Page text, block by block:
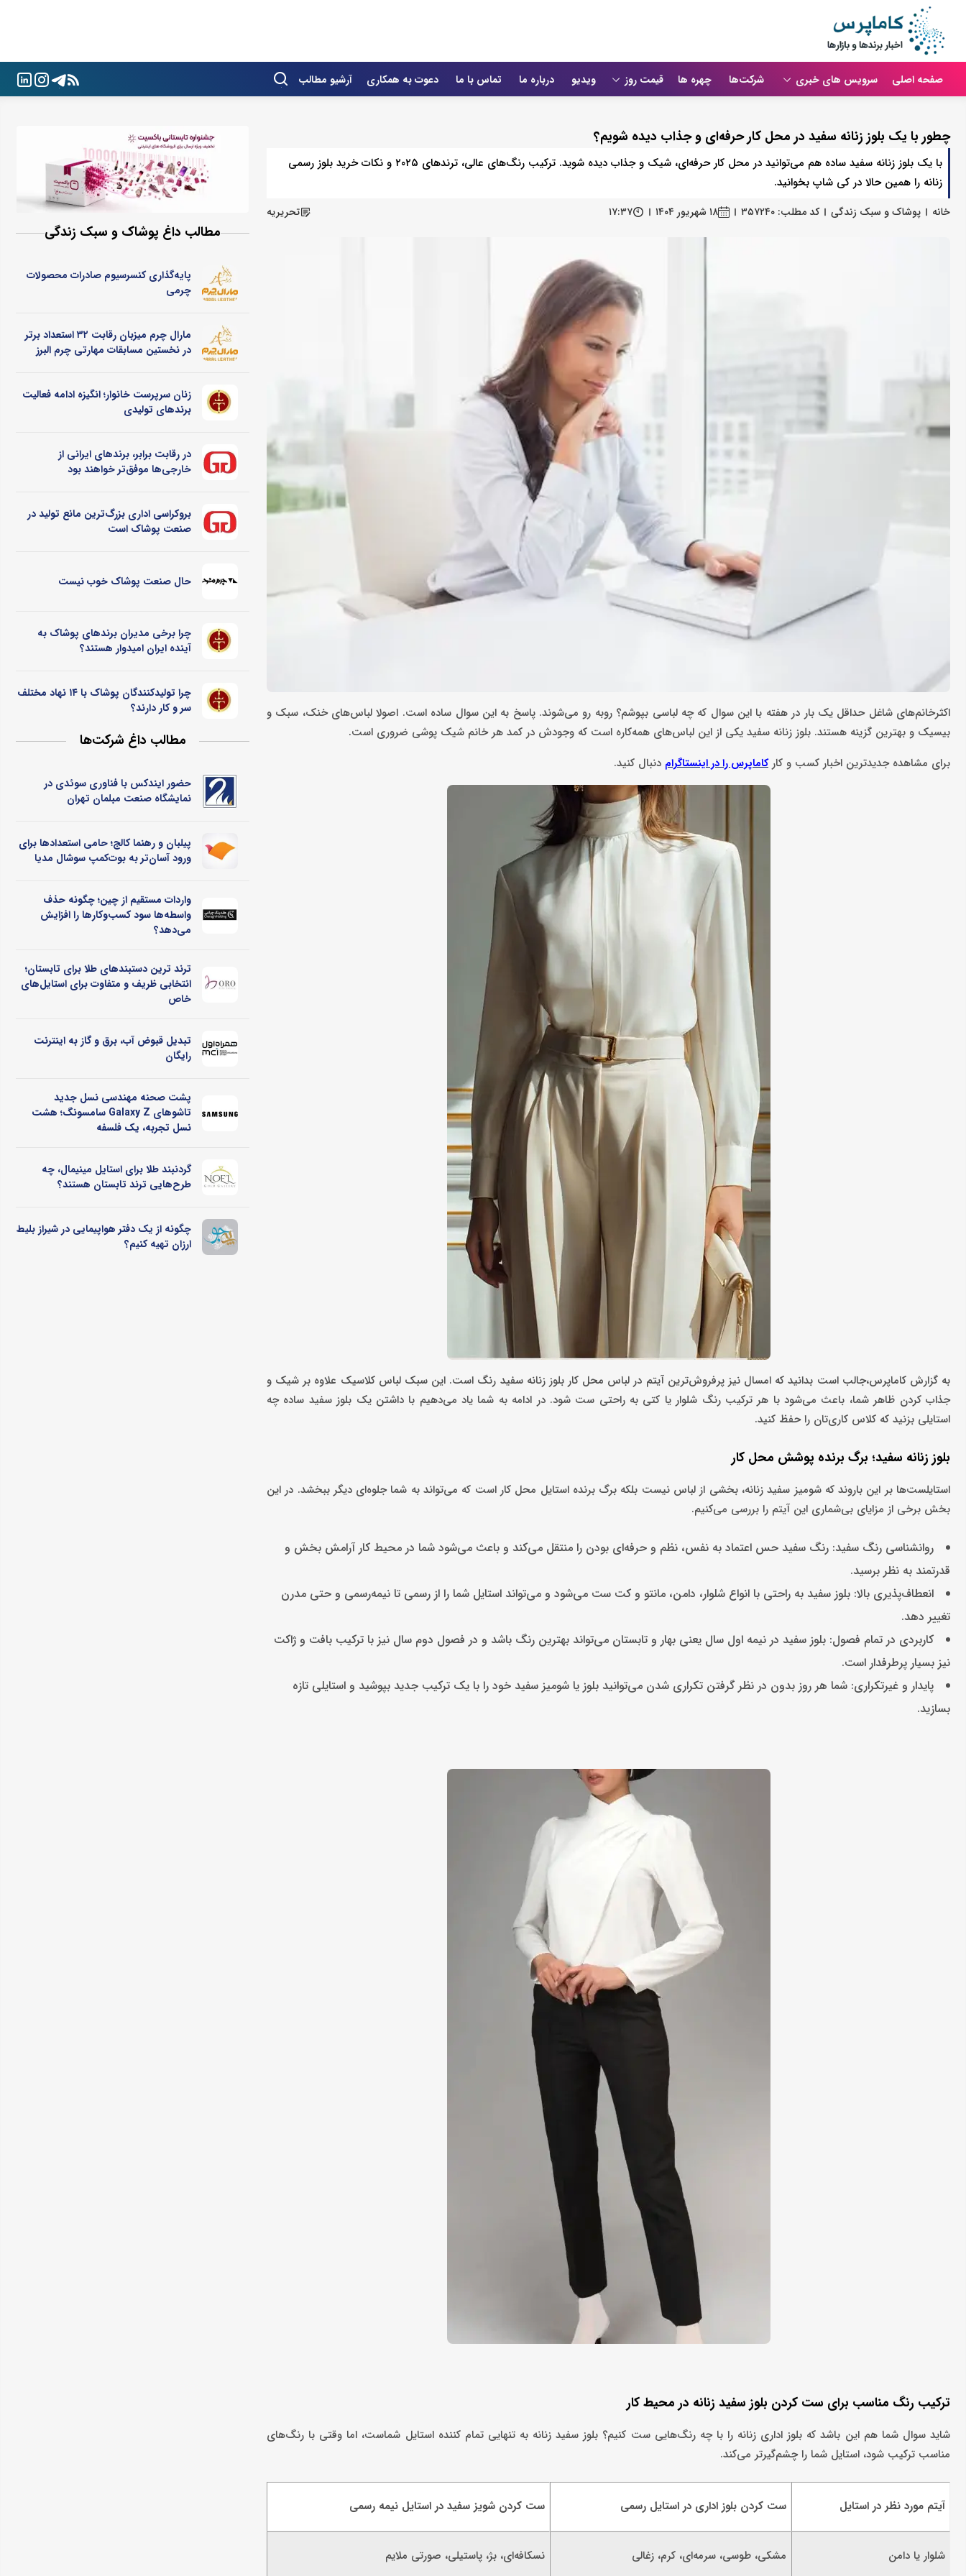
صفحه اصلی سرویس های خبری شرکت‌ها چهره ها قیمت روز ویدیو درباره ما تماس با ما دعوت به همکاری آرشیو مطالب
چطور با یک بلوز زنانه سفید در محل کار حرفه‌ای و جذاب دیده شویم؟
با یک بلوز زنانه سفید ساده هم می‌توانید در محل کار حرفه‌ای، شیک و جذاب دیده شوید. ترکیب رنگ‌های عالی، ترندهای ۲۰۲۵ و نکات خرید بلوز رسمی
زنانه را همین حالا در کی ‌شاپ بخوانید.
خانه پوشاک و سبک زندگی کد مطلب: ۳۵۷۲۴۰ ۱۸ شهریور ۱۴۰۴ ۱۷:۳۷ تحریریه
اکثرخانم‌های شاغل حداقل یک بار در هفته با این سوال که چه لباسی بپوشم؟ روبه رو می‌شوند. پاسخ به این سوال ساده است. اصولا لباس‌های خنک، سبک و
بیسیک و بهترین گزینه هستند. بلوز زنانه سفید یکی از این لباس‌های همه‌کاره است که وجودش در کمد هر خانم شیک پوشی ضروری است.
برای مشاهده جدیدترین اخبار کسب و کارکاماپرس را در اینستاگرام دنبال کنید.
به گزارش کاماپرس،جالب است بدانید که امسال نیز پرفروش‌ترین آیتم در لباس محل کار بلوز زنانه سفید رنگ است. این سبک لباس کلاسیک علاوه بر شیک و
جذاب کردن ظاهر شما، باعث می‌شود با هر ترکیب رنگ شلوار یا کتی به راحتی ست شود. در ادامه به شما یاد می‌دهیم با داشتن یک بلوز سفید ساده چه
استایلی بزنید که کلاس کاری‌تان را حفظ کنید.
بلوز زنانه سفید؛ برگ برنده پوشش محل کار
استایلست‌ها بر این باروند که شومیز سفید زنانه، بخشی از لباس نیست بلکه برگ برنده استایل محل کار است که می‌تواند به شما جلوه‌ای دیگر ببخشد. در این
بخش برخی از مزایای بی‌شماری این آیتم را بررسی می‌کنیم.
روانشناسی رنگ سفید: رنگ سفید حس اعتماد به‌ نفس، نظم و حرفه‌ای بودن را منتقل می‌کند و باعث می‌شود شما در محیط کار آرامش بخش و
قدرتمند به نظر برسید.
انعطاف‌پذیری بالا: بلوز سفید به راحتی با انواع شلوار، دامن، مانتو و کت ست می‌شود و می‌تواند استایل شما را از رسمی تا نیمه‌رسمی و حتی مدرن
تغییر دهد.
کاربردی در تمام ‌فصول: بلوز سفید در نیمه اول سال یعنی بهار و تابستان می‌تواند بهترین رنگ باشد و در فصول دوم سال نیز با ترکیب بافت و ژاکت
نیز بسیار پرطرفدار است.
پایدار و غیرتکراری: شما هر روز بدون در نظر گرفتن تکراری شدن می‌توانید بلوز یا شومیز سفید خود را با یک ترکیب جدید بپوشید و استایلی تازه
بسازید.
ترکیب رنگ مناسب برای ست کردن بلوز سفید زنانه در محیط کار
شاید سوال شما هم این باشد که بلوز اداری زنانه را با چه رنگ‌هایی ست کنیم؟ بلوز سفید زنانه به تنهایی تمام کننده استایل شماست، اما وقتی با رنگ‌های
مناسب ترکیب شود، استایل شما را چشم‌گیرتر می‌کند.
آیتم مورد نظر در استایل ست کردن بلوز اداری در استایل رسمی ست کردن شویز سفید در استایل نیمه رسمی
شلوار یا دامن مشکی، طوسی، سرمه‌ای، کرم، زغالی نسکافه‌ای، بژ، پاستیلی، صورتی ملایم
مطالب داغ پوشاک و سبک زندگی
پایه‌گذاری کنسرسیوم صادرات محصولات
چرمی
مارال چرم میزبان رقابت ۳۲ استعداد برتر
در نخستین مسابقات مهارتی چرم البرز
زنان سرپرست خانوار؛ انگیزه ادامه فعالیت
برندهای تولیدی
در رقابت برابر، برندهای ایرانی از
خارجی‌ها موفق‌تر خواهند بود
بروکراسی اداری بزرگ‌ترین مانع تولید در
صنعت پوشاک است
حال صنعت پوشاک خوب نیست
چرا برخی مدیران برندهای پوشاک به
آینده ایران امیدوار هستند؟
چرا تولیدکنندگان پوشاک با ۱۴ نهاد مختلف
سر و کار دارند؟
مطالب داغ شرکت‌ها
حضور ایندکس با فناوری سوئدی در
نمایشگاه صنعت مبلمان تهران
پیلبان و رهنما کالج؛ حامی استعدادها برای
ورود آسان‌تر به بوت‌کمپ سوشال مدیا
واردات مستقیم از چین؛ چگونه حذف
واسطه‌ها سود کسب‌وکارها را افزایش
می‌دهد؟
ترند ترین دستبندهای طلا برای تابستان؛
انتخابی ظریف و متفاوت برای استایل‌های
خاص
تبدیل قبوض آب، برق و گاز به اینترنت
رایگان
پشت صحنه مهندسی نسل جدید
تاشوهای Galaxy Z سامسونگ؛ هشت
نسل تجربه، یک فلسفه
گردنبند طلا برای استایل مینیمال، چه
طرح‌هایی ترند تابستان هستند؟
چگونه از یک دفتر هواپیمایی در شیراز بلیط
ارزان تهیه کنیم؟